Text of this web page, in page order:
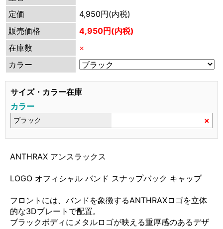
定価
4,950円(内税)
販売価格
4,950円(内税)
在庫数
×
カラー
サイズ・カラー在庫
カラー
ブラック ×
ANTHRAX アンスラックス
LOGO オフィシャル バンド スナップバック キャップ
フロントには、バンドを象徴するANTHRAXロゴを立体
的な3Dプレートで配置。
ブラックボディにメタルロゴが映える重厚感のあるデザ